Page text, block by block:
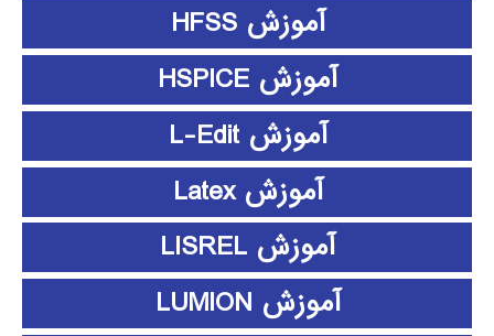
آموزش HFSS
آموزش HSPICE
آموزش L-Edit
آموزش Latex
آموزش LISREL
آموزش LUMION